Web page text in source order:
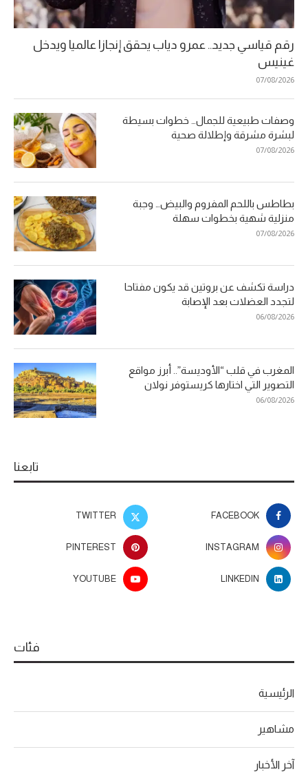
رقم قياسي جديد.. عمرو دياب يحقق إنجازا عالميا ويدخل
غينيس
07/08/2026
وصفات طبيعية للجمال… خطوات بسيطة
لبشرة مشرقة وإطلالة صحية
07/08/2026
بطاطس باللحم المفروم والبيض… وجبة
منزلية شهية بخطوات سهلة
07/08/2026
دراسة تكشف عن بروتين قد يكون مفتاحا
لتجدد العضلات بعد الإصابة
06/08/2026
المغرب في قلب “الأوديسة”.. أبرز مواقع
التصوير التي اختارها كريستوفر نولان
06/08/2026
تابعنا
FACEBOOK
TWITTER
INSTAGRAM
PINTEREST
LINKEDIN
YOUTUBE
فئات
الرئيسية
مشاهير
آخر الأخبار